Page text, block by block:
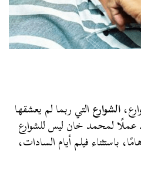
الشوارعالتي ربما لم يعشقها
لمحمد خان ليس للشوارع
باستثناء فيلم أيام السادات،